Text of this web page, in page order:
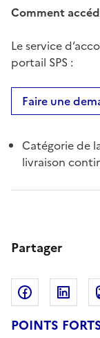
Comment
Le service
portail SPS :
Faire une
Catégorie de
livraison
Partager
Partager
POINTS